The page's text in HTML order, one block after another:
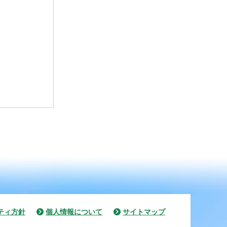
ィ方針 個人情報について サイトマップ